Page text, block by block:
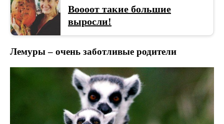
Воооот такие большие
выросли!
Лемуры – очень заботливые родители